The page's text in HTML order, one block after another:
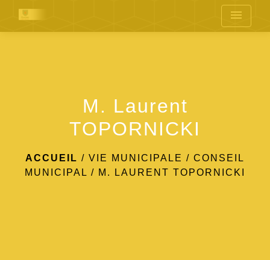
menu
M. Laurent
TOPORNICKI
ACCUEIL / VIE MUNICIPALE / CONSEIL
MUNICIPAL / M. LAURENT TOPORNICKI